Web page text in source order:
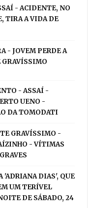
- ACIDENTE, NO
TIRA A VIDA DE
- JOVEM PERDE A
- ASSAÍ -
UENO -
DA TOMODATI
GRAVÍSSIMO -
- VÍTIMAS
'ADRIANA DIAS', QUE
UM TERÍVEL
DE SÁBADO, 24